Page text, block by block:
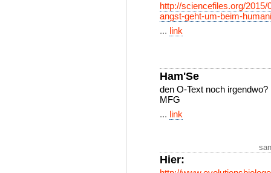
http://sciencefiles.org/
angst-geht-um-beim-
... link
Ham'Se
den O-Text noch irgendwo?
MFG
... link
Hier: